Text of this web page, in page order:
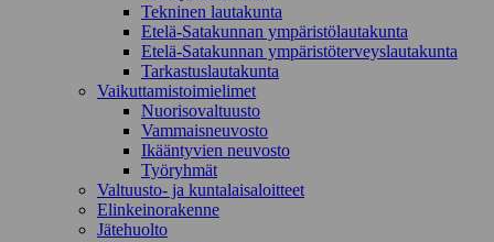
Tekninen lautakunta
Etelä-Satakunnan ympäristölautakunta
Etelä-Satakunnan ympäristöterveyslautakunta
Tarkastuslautakunta
Vaikuttamistoimielimet
Nuorisovaltuusto
Vammaisneuvosto
Ikääntyvien neuvosto
Työryhmät
Valtuusto- ja kuntalaisaloitteet
Elinkeinorakenne
Jätehuolto